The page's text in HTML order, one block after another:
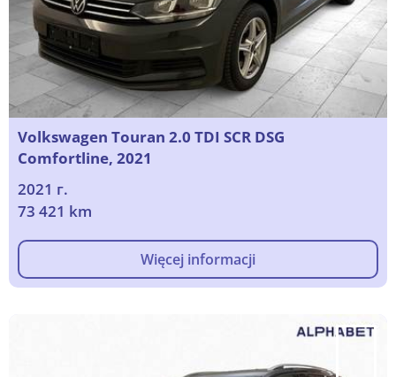
Volkswagen Touran 2.0 TDI SCR DSG
Comfortline, 2021
2021 г.
73 421 km
Więcej informacji